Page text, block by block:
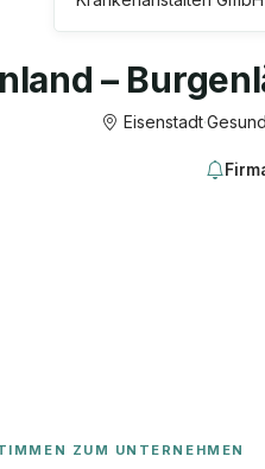
–
Eisenstadt·